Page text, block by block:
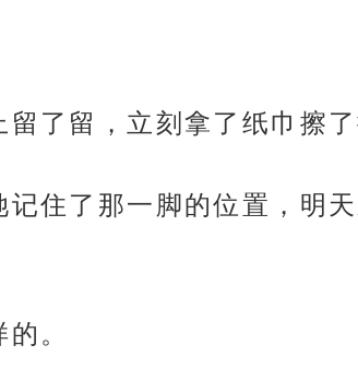
了留，立刻拿了纸巾擦了
住了那一脚的位置，明
。